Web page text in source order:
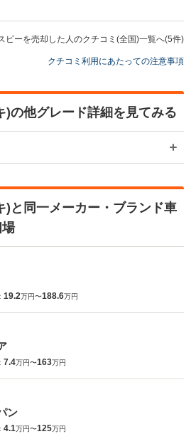
ビーを売却した人のクチコミ(全国)一覧へ(5件)
クチコミ利用にあたっての注意事項
)の他グレード詳細を見てみる
)と同一メーカー・ブランド車
19.2万円〜188.6万円
7.4万円〜163万円
ン
4.1万円〜125万円